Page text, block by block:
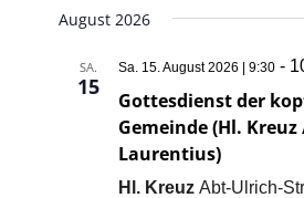
wählen.
August 2026
SA.
15
Sa. 15. August 2026 | 9:30 -
Gottesdienst der
Gemeinde (Hl. Kreuz
Laurentius)
Hl. KreuzAbt-Ulrich-